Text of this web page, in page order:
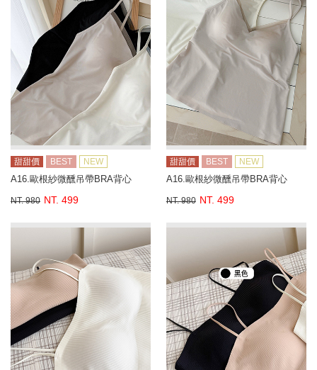
甜甜價 BEST NEW
A16.歐根紗微醺吊帶BRA背心
NT. 980 NT. 499
甜甜價 BEST NEW
A16.歐根紗微醺吊帶BRA背心
NT. 980 NT. 499